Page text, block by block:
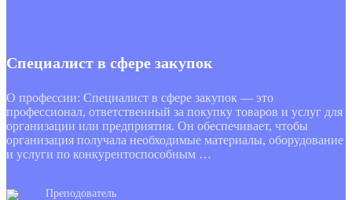
Специалист в сфере закупок
О профессии: Специалист в сфере закупок — это
профессионал, ответственный за покупку товаров и услуг для
организации или предприятия. Он обеспечивает, чтобы
организация получала необходимые материалы, оборудование
и услуги по конкурентоспособным …
Преподователь